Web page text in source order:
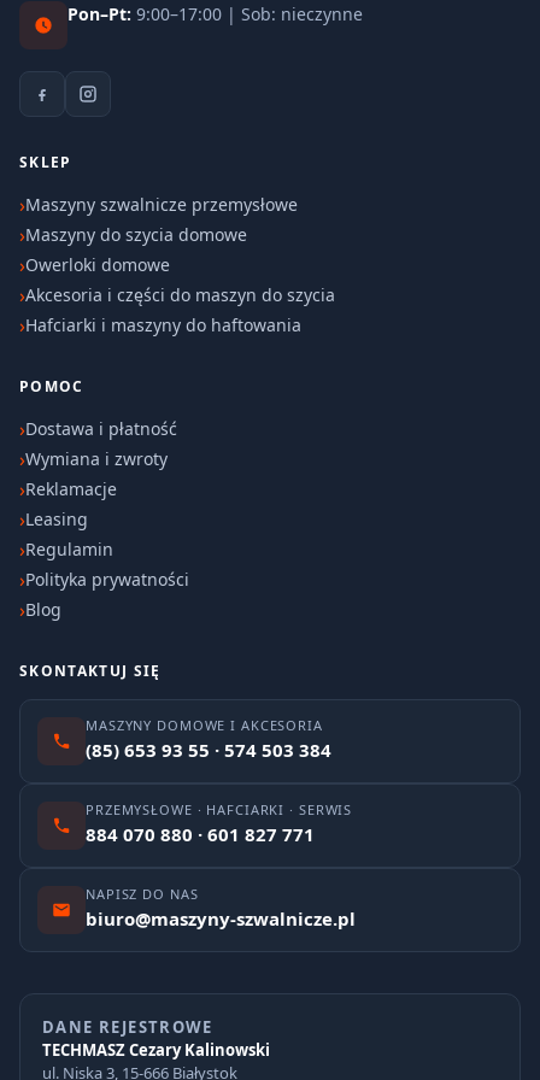
Pon–Pt: 9:00–17:00 | Sob: nieczynne
SKLEP
Maszyny szwalnicze przemysłowe
Maszyny do szycia domowe
Owerloki domowe
Akcesoria i części do maszyn do szycia
Hafciarki i maszyny do haftowania
POMOC
Dostawa i płatność
Wymiana i zwroty
Reklamacje
Leasing
Regulamin
Polityka prywatności
Blog
SKONTAKTUJ SIĘ
MASZYNY DOMOWE I AKCESORIA
(85) 653 93 55 · 574 503 384
PRZEMYSŁOWE · HAFCIARKI · SERWIS
884 070 880 · 601 827 771
NAPISZ DO NAS
biuro@maszyny-szwalnicze.pl
DANE REJESTROWE
TECHMASZ Cezary Kalinowski
ul. Niska 3, 15-666 Białystok